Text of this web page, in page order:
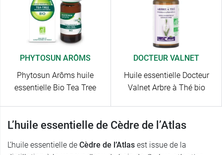
PHYTOSUN ARÔMS
Phytosun Arôms huile
essentielle Bio Tea Tree
DOCTEUR VALNET
Huile essentielle Docteur
Valnet Arbre à Thé bio
L’huile essentielle de Cèdre de l’Atlas
L’huile essentielle de Cèdre de l’Atlas est issue de la